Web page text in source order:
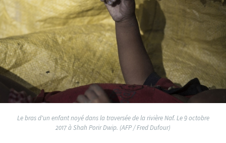
Le bras d'un enfant noyé dans la traversée de la rivière Naf. Le 9 octobre
2017 à Shah Porir Dwip. (AFP / Fred Dufour)